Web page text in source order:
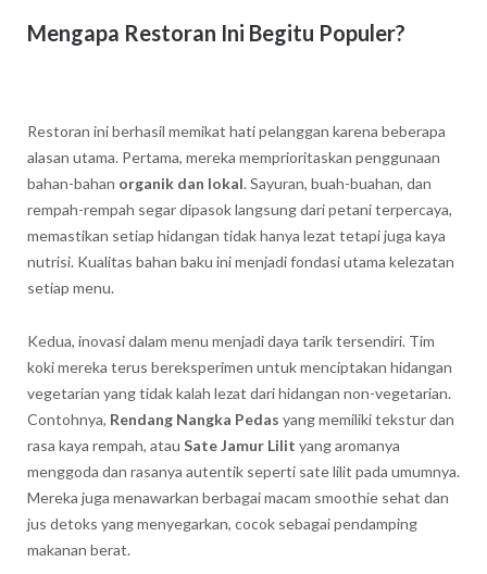
Mengapa Restoran Ini Begitu Populer?
Restoran ini berhasil memikat hati pelanggan karena beberapa
alasan utama. Pertama, mereka memprioritaskan penggunaan
bahan-bahan organik dan lokal. Sayuran, buah-buahan, dan
rempah-rempah segar dipasok langsung dari petani terpercaya,
memastikan setiap hidangan tidak hanya lezat tetapi juga kaya
nutrisi. Kualitas bahan baku ini menjadi fondasi utama kelezatan
setiap menu.
Kedua, inovasi dalam menu menjadi daya tarik tersendiri. Tim
koki mereka terus bereksperimen untuk menciptakan hidangan
vegetarian yang tidak kalah lezat dari hidangan non-vegetarian.
Contohnya, Rendang Nangka Pedas yang memiliki tekstur dan
rasa kaya rempah, atau Sate Jamur Lilit yang aromanya
menggoda dan rasanya autentik seperti sate lilit pada umumnya.
Mereka juga menawarkan berbagai macam smoothie sehat dan
jus detoks yang menyegarkan, cocok sebagai pendamping
makanan berat.